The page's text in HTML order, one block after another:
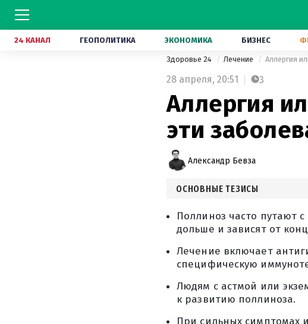
24 КАНАЛ ГЕОПОЛИТИКА ЭКОНОМИКА БИЗНЕС
Здоровье 24 Лечение Аллергия
28 апреля, 20:51 3
Аллергия
эти
Александр Бевза
ОСНОВНЫЕ ТЕЗИСЫ
Поллиноз часто путают
дольше и зависят от
Лечение включает
специфическую
Людям с астмой или
к развитию поллиноза.
При сильных симптомах